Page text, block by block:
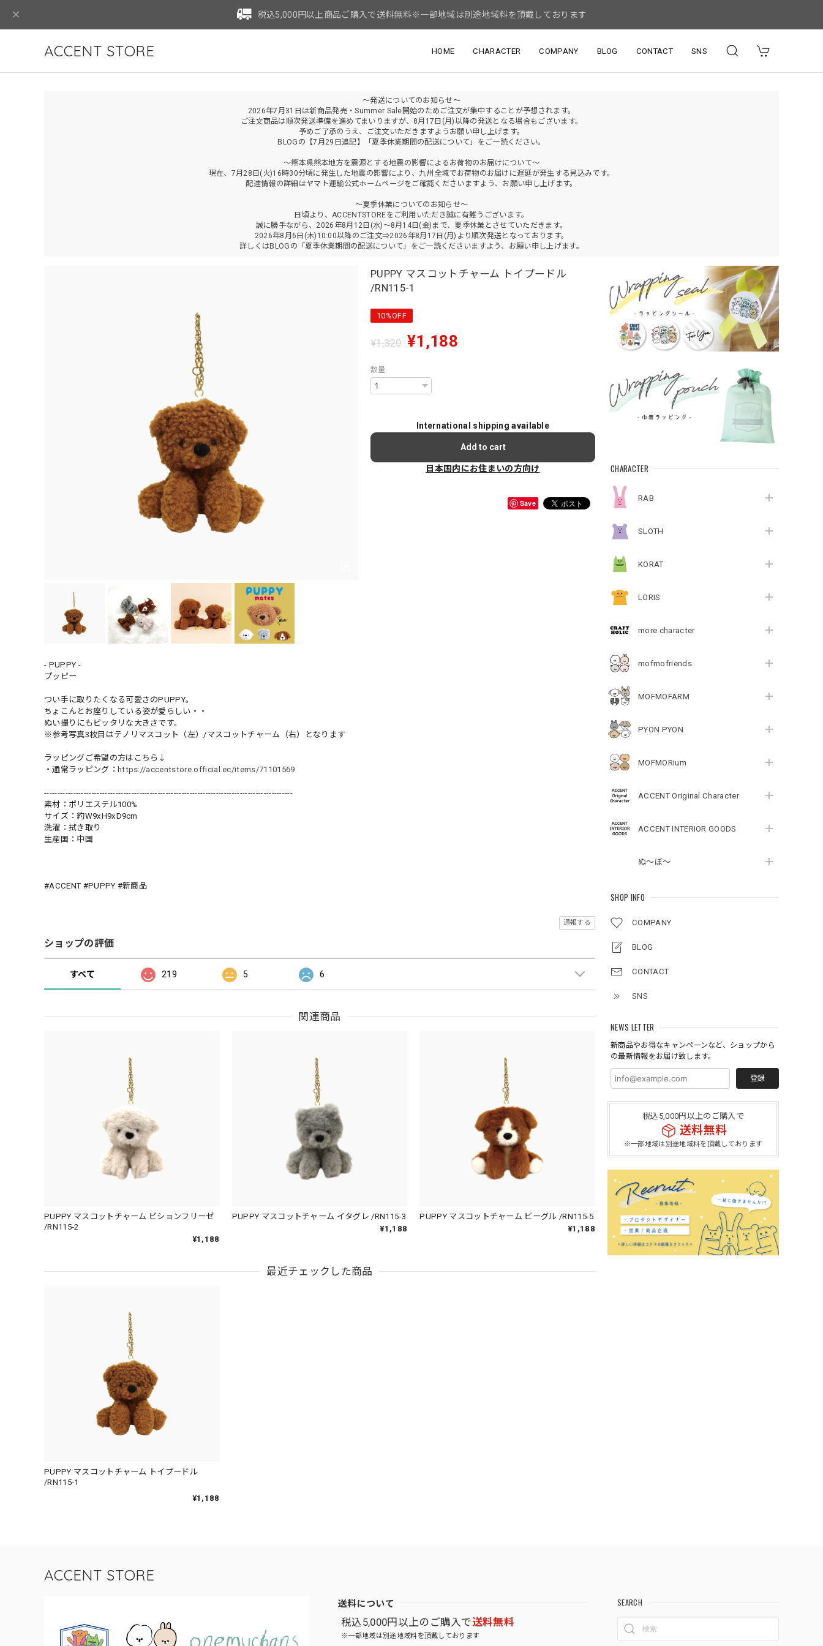
税込5,000円以上商品ご購入で送料無料※一部地域は別途地域料を頂戴しております
ACCENT STORE HOME CHARACTER COMPANY BLOG CONTACT SNS
～発送についてのお知らせ～
2026年7月31日は新商品発売・Summer Sale開始のためご注文が集中することが予想されます。
ご注文商品は順次発送準備を進めてまいりますが、8月17日(月)以降の発送となる場合もございます。
予めご了承のうえ、ご注文いただきますようお願い申し上げます。
BLOGの【7月29日追記】「夏季休業期間の配送について」をご一読ください。
～熊本県熊本地方を震源とする地震の影響によるお荷物のお届けについて～
現在、7月28日(火)16時30分頃に発生した地震の影響により、九州全域でお荷物のお届けに遅延が発生する見込みです。
配達情報の詳細はヤマト運輸公式ホームページをご確認くださいますよう、お願い申し上げます。
～夏季休業についてのお知らせ～
日頃より、ACCENTSTOREをご利用いただき誠に有難うございます。
誠に勝手ながら、2026年8月12日(水)～8月14日(金)まで、夏季休業とさせていただきます。
2026年8月6日(木)10:00以降のご注文⇒2026年8月17日(月)より順次発送となっております。
詳しくはBLOGの「夏季休業期間の配送について」をご一読くださいますよう、お願い申し上げます。
CHARACTER
RAB
SLOTH
KORAT
LORIS
more character
mofmofriends
MOFMOFARM
PYON PYON
MOFMORium
ACCENT Original Character
ACCENT INTERIOR GOODS
ぬ～ぼ～
SHOP INFO
COMPANY
BLOG
CONTACT
SNS
NEWS LETTER
新商品やお得なキャンペーンなど、ショップから
の最新情報をお届け致します。
登録
税込5,000円以上のご購入で
送料無料
※一部地域は別途地域料を頂戴しております
PUPPY マスコットチャーム トイプードル
/RN115-1
10%OFF
¥1,320 ¥1,188
数量
International shipping available
Add to cart
日本国内にお住まいの方向け
Save
- PUPPY -
プッピー
つい手に取りたくなる可愛さのPUPPY。
ちょこんとお座りしている姿が愛らしい・・
ぬい撮りにもピッタリな大きさです。
※参考写真3枚目はテノリマスコット（左）/マスコットチャーム（右）となります
ラッピングご希望の方はこちら↓
・通常ラッピング： https://accentstore.official.ec/items/71101569
----------------------------------------------------------------------------------------------
素材：ポリエステル100%
サイズ：約W9xH9xD9cm
洗濯：拭き取り
生産国：中国
#ACCENT #PUPPY #新商品
通報する
ショップの評価
すべて 219 5 6
関連商品
PUPPY マスコットチャーム ビションフリーゼ
/RN115-2
¥1,188
PUPPY マスコットチャーム イタグレ /RN115-3
¥1,188
PUPPY マスコットチャーム ビーグル /RN115-5
¥1,188
最近チェックした商品
PUPPY マスコットチャーム トイプードル
/RN115-1
¥1,188
ACCENT STORE
送料について
税込5,000円以上のご購入で送料無料
※一部地域は別途地域料を頂戴しております
SEARCH